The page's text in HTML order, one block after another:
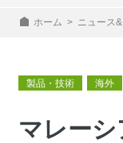
ホーム > ニュース
製品・技術 海外
マレー